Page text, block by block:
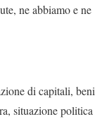
ne abbiamo e ne
di capitali, beni
situazione politica